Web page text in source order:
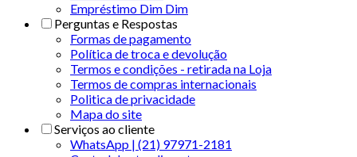
Empréstimo Dim Dim
Perguntas e Respostas
Formas de pagamento
Política de troca e devolução
Termos e condições - retirada na Loja
Termos de compras internacionais
Politica de privacidade
Mapa do site
Serviços ao cliente
WhatsApp | (21) 97971-2181